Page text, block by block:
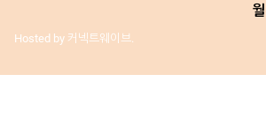
Hosted by 커넥트웨이브.